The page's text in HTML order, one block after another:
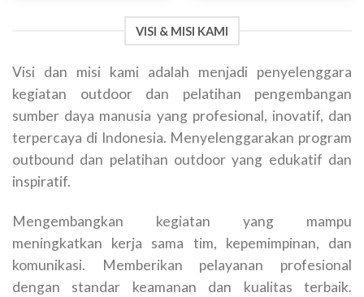
VISI & MISI KAMI
Visi dan misi kami adalah menjadi penyelenggara
kegiatan outdoor dan pelatihan pengembangan
sumber daya manusia yang profesional, inovatif, dan
terpercaya di Indonesia. Menyelenggarakan program
outbound dan pelatihan outdoor yang edukatif dan
inspiratif.
Mengembangkan kegiatan yang mampu
meningkatkan kerja sama tim, kepemimpinan, dan
komunikasi. Memberikan pelayanan profesional
dengan standar keamanan dan kualitas terbaik.